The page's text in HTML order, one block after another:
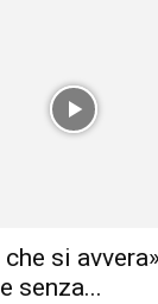
si
senza...